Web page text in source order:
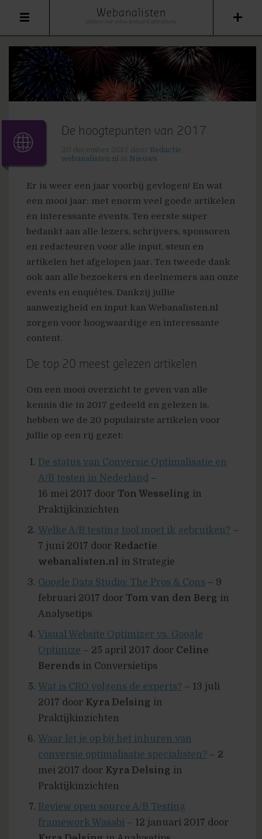
Webanalisten
De hoogtepunten van 2017
Redactie
webanalisten.nl
Nieuws
Er is weer een jaar voorbij gevlogen! En wat
een mooi jaar: met enorm veel goede artikelen
en interessante events. Ten eerste super
bedankt aan alle lezers, schrijvers, sponsoren
en redacteuren voor alle input, steun en
artikelen het afgelopen jaar. Ten tweede dank
ook aan alle bezoekers en deelnemers aan onze
events en enquêtes. Dankzij jullie
aanwezigheid en input kan Webanalisten.nl
zorgen voor hoogwaardige en interessante
content.
De top 20 meest gelezen artikelen
Om een mooi overzicht te geven van alle
kennis die in 2017 gedeeld en gelezen is,
hebben we de 20 populairste artikelen voor
jullie op een rij gezet:
De status van Conversie Optimalisatie en
A/B testen in Nederland –
16 mei 2017 door Ton Wesseling in
Praktijkinzichten
Welke A/B testing tool moet ik gebruiken? –
7 juni 2017 door Redactie
webanalisten.nl in Strategie
Google Data Studio: The Pros & Cons – 9
februari 2017 door Tom van den Berg in
Analysetips
Visual Website Optimizer vs. Google
Optimize – 25 april 2017 door Celine
Berends in Conversietips
Wat is CRO volgens de experts? – 13 juli
2017 door Kyra Delsing in
Praktijkinzichten
Waar let je op bij het inhuren van
conversie optimalisatie specialisten? – 2
mei 2017 door Kyra Delsing in
Praktijkinzichten
Review open source A/B Testing
framework Wasabi – 12 januari 2017 door